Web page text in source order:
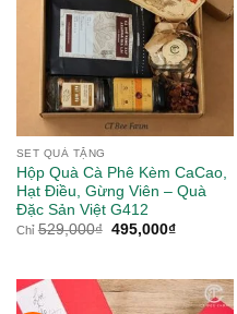
SET QUÀ TẶNG
Hộp Quà Cà Phê Kèm CaCao,
Hạt Điều, Gừng Viên – Quà
Đặc Sản Việt G412
Chỉ 529,000₫ Giá
495,000₫Giá
495,000₫.